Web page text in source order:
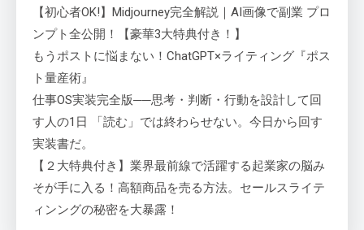
【初心者OK!】Midjourney完全解説｜AI画像で副業 プロ
ンプト全公開！【豪華3大特典付き！】
もうポストに悩まない！ChatGPT×ライティング『ポス
ト量産術』
仕事OS実装完全版──思考・判断・行動を設計して回
す人の1日 「読む」では終わらせない。今日から回す
実装書だ。
【２大特典付き】業界最前線で活躍する起業家の脳み
そが手に入る！高額商品を売る方法。セールスライテ
ィンングの秘密を大暴露！